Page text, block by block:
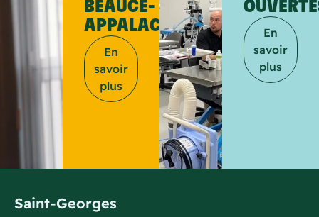
BEAUCE-
APPALACHES?
En
savoir
plus
En
savoir
plus
Saint-Georges